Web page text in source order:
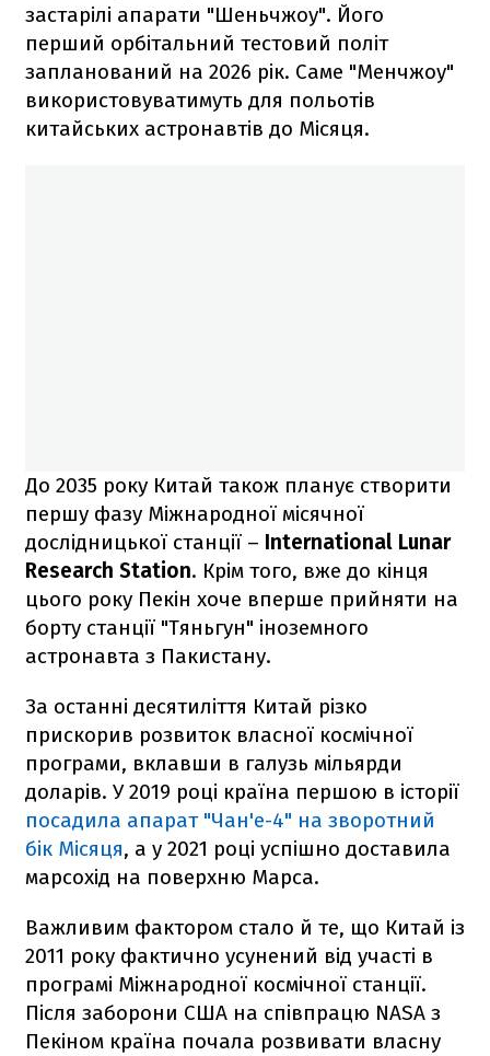
застарілі апарати "Шеньчжоу". Його
перший орбітальний тестовий політ
запланований на 2026 рік. Саме "Менчжоу"
використовуватимуть для польотів
китайських астронавтів до Місяця.
До 2035 року Китай також планує створити
першу фазу Міжнародної місячної
дослідницької станції – International Lunar
Research Station. Крім того, вже до кінця
цього року Пекін хоче вперше прийняти на
борту станції "Тяньгун" іноземного
астронавта з Пакистану.
За останні десятиліття Китай різко
прискорив розвиток власної космічної
програми, вклавши в галузь мільярди
доларів. У 2019 році країна першою в історії
посадила апарат "Чан'е-4" на зворотний
бік Місяця, а у 2021 році успішно доставила
марсохід на поверхню Марса.
Важливим фактором стало й те, що Китай із
2011 року фактично усунений від участі в
програмі Міжнародної космічної станції.
Після заборони США на співпрацю NASA з
Пекіном країна почала розвивати власну